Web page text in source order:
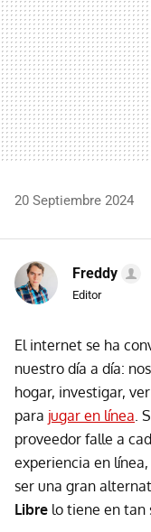
20 Septiembre 2024
Freddy
Editor
El internet se ha
nuestro día a día:
hogar, investigar, ver
para jugar en línea.
proveedor falle a
experiencia en
ser una gran
Libre lo tiene en tan